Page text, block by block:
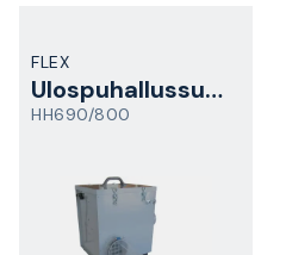
FLEX
Ulospuhallussukka
HH690/800